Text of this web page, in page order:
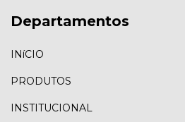
Departamentos
INíCIO
PRODUTOS
INSTITUCIONAL